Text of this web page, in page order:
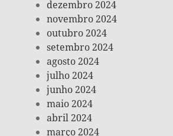
dezembro 2024
novembro 2024
outubro 2024
setembro 2024
agosto 2024
julho 2024
junho 2024
maio 2024
abril 2024
março 2024